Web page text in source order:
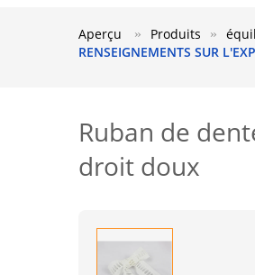
RENSEIGNEMENTS SUR
Aperçu Produits
Ruban de
droit doux